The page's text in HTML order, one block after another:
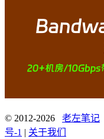
© 2012-2026 老左笔记
号-1 | 关于我们